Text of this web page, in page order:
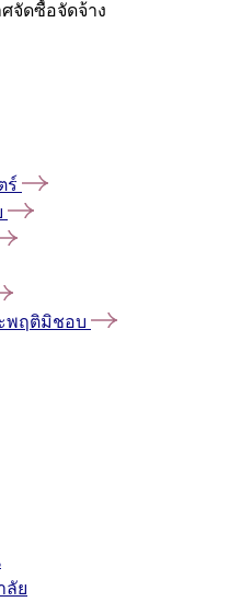
จัดซื้อจัดจ้าง
ร์
พฤติมิชอบ
ลัย